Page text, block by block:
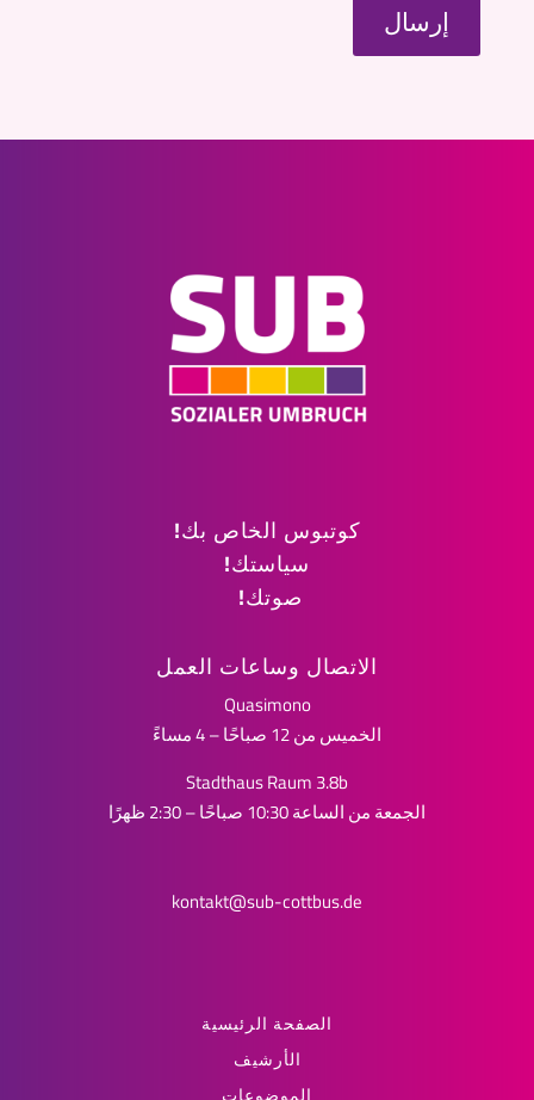
إرسال
كوتبوس الخاص بك!
سياستك!
صوتك!
الاتصال وساعات العمل
Quasimono
الخميس من 12 صباحًا – 4 مساءً
Stadthaus Raum 3.8b
الجمعة من الساعة 10:30 صباحًا – 2:30 ظهرًا
kontakt@sub-cottbus.de
الصفحة الرئيسية
الأرشيف